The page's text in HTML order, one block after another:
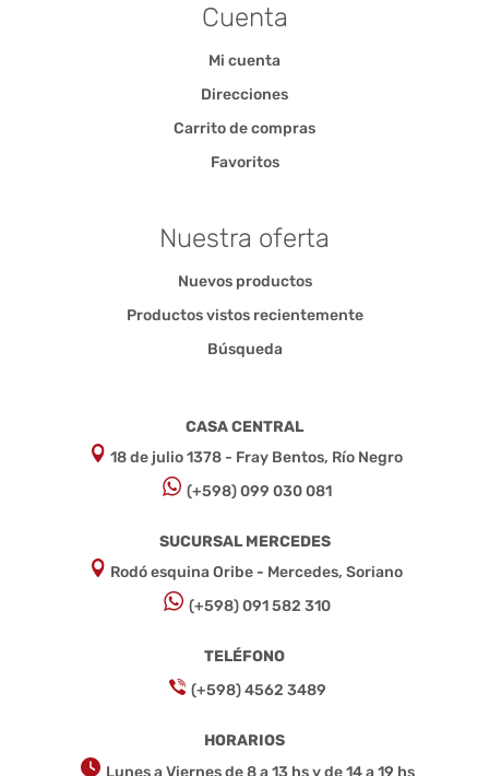
Cuenta
Mi cuenta
Direcciones
Carrito de compras
Favoritos
Nuestra oferta
Nuevos productos
Productos vistos recientemente
Búsqueda
CASA CENTRAL
18 de julio 1378 - Fray Bentos, Río Negro
(+598) 099 030 081
SUCURSAL MERCEDES
Rodó esquina Oribe - Mercedes, Soriano
(+598) 091 582 310
TELÉFONO
(+598) 4562 3489
HORARIOS
Lunes a Viernes de 8 a 13 hs y de 14 a 19 hs